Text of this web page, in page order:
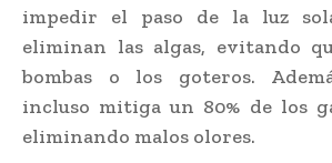
impedir el paso de la luz
eliminan las algas, evitando
bombas o los goteros.
incluso mitiga un 80% de los
eliminando malos olores.